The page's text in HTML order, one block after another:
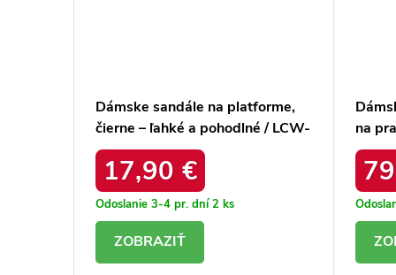
Dámske sandále na platforme,
čierne – ľahké a pohodlné / LCW-
25-42-3530L BLK
17,90 €
Odoslanie 3-4 pr. dní2 ks
na